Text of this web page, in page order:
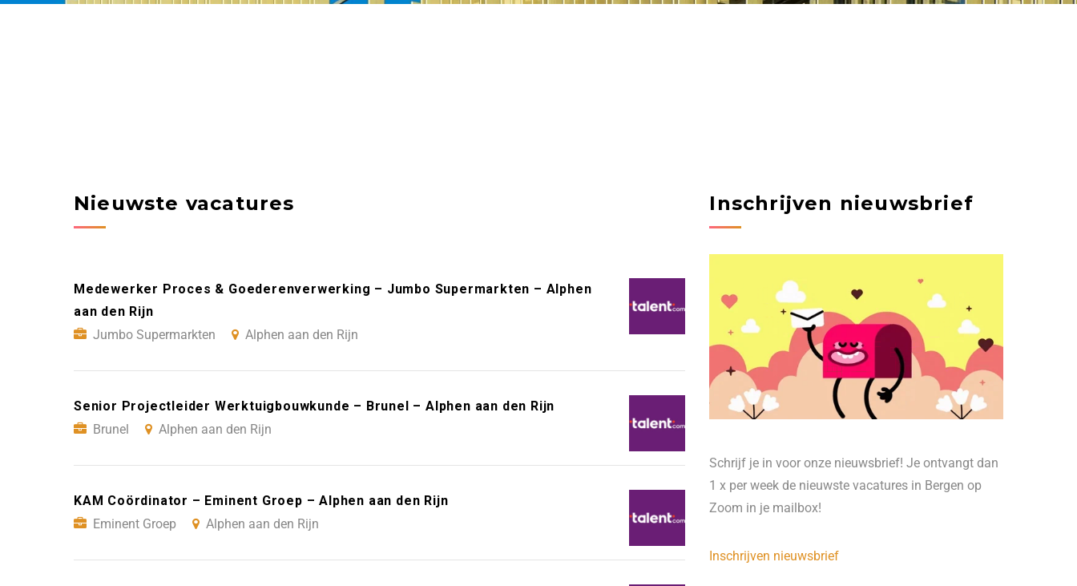
Nieuwste vacatures
Medewerker Proces & Goederenverwerking – Jumbo Supermarkten – Alphen
aan den Rijn
Jumbo Supermarkten
Alphen aan den Rijn
Senior Projectleider Werktuigbouwkunde – Brunel – Alphen aan den Rijn
Brunel
Alphen aan den Rijn
KAM Coördinator – Eminent Groep – Alphen aan den Rijn
Eminent Groep
Alphen aan den Rijn
Inschrijven nieuwsbrief
Schrijf je in voor onze nieuwsbrief! Je ontvangt dan
1 x per week de nieuwste vacatures in Bergen op
Zoom in je mailbox!
Inschrijven nieuwsbrief